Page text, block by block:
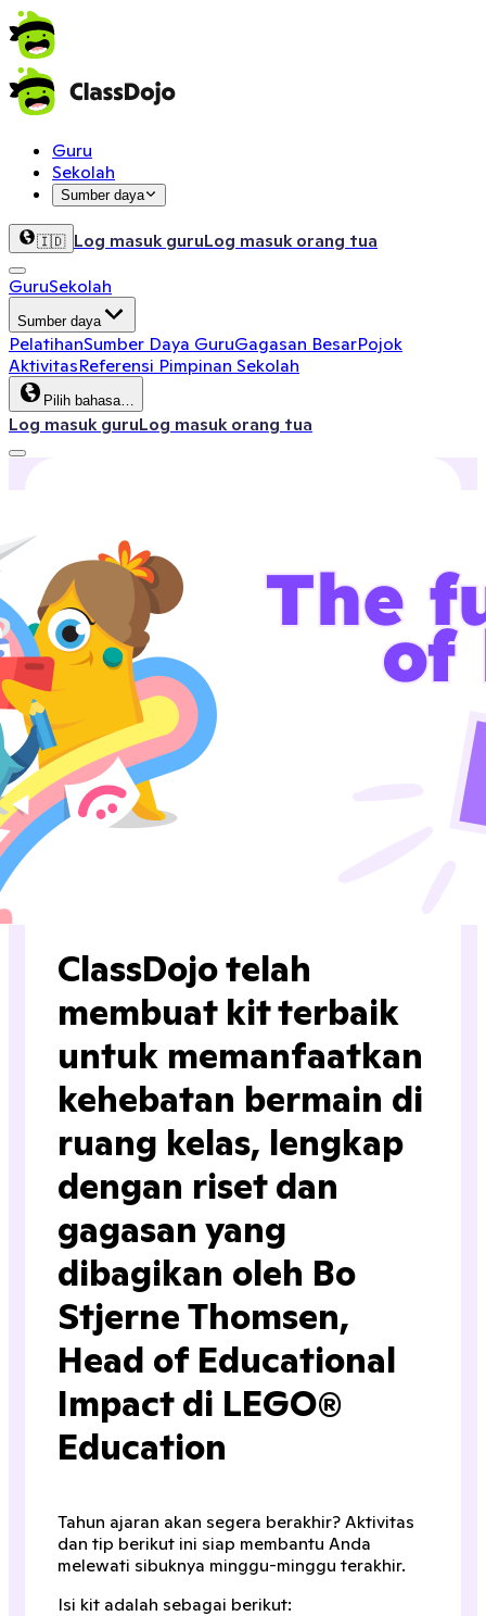
Guru
Sekolah
Sumber daya
🇮🇩 Log masuk guruLog masuk orang tua
GuruSekolah
Sumber daya
PelatihanSumber Daya GuruGagasan BesarPojok
AktivitasReferensi Pimpinan Sekolah
Pilih bahasa…
Log masuk guruLog masuk orang tua
ClassDojo telah
membuat kit terbaik
untuk memanfaatkan
kehebatan bermain di
ruang kelas, lengkap
dengan riset dan
gagasan yang
dibagikan oleh Bo
Stjerne Thomsen,
Head of Educational
Impact di LEGO®
Education
Tahun ajaran akan segera berakhir? Aktivitas
dan tip berikut ini siap membantu Anda
melewati sibuknya minggu-minggu terakhir.
Isi kit adalah sebagai berikut: